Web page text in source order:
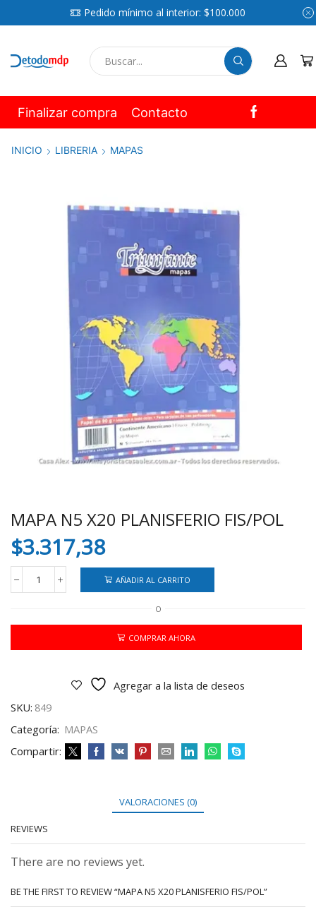
Pedido mínimo al interior: $100.000
Finalizar compra Contacto
INICIO LIBRERIA MAPAS
MAPA N5 X20 PLANISFERIO FIS/POL
$3.317,38
MAPA
PLANISFERIO
cantidad
AÑADIR AL CARRITO
O
COMPRAR AHORA
Agregar a la lista de deseos
SKU: 849
Categoría: MAPAS
Compartir:
VALORACIONES (0)
REVIEWS
There are no reviews yet.
BE THE FIRST TO REVIEW “MAPA N5 X20 PLANISFERIO FIS/POL”